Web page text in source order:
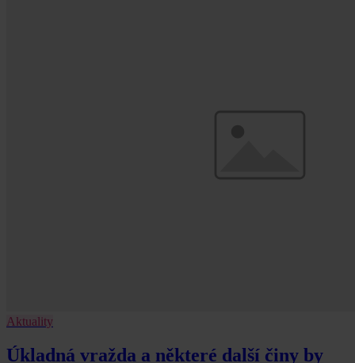
Aktuality
Úkladná vražda a některé další činy by